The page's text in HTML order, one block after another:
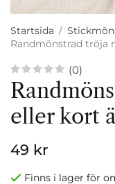
Startsida /
Randmönstrad tröja
(0)
eller kort
49 kr
Finns i lager för